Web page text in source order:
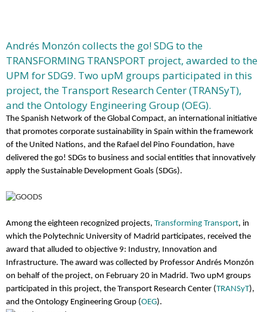
Andrés Monzón collects the go! SDG to the
TRANSFORMING TRANSPORT project, awarded to the
UPM for SDG9. Two upM groups participated in this
project, the Transport Research Center (TRANSyT),
and the Ontology Engineering Group (OEG).
The Spanish Network of the Global Compact, an international initiative
that promotes corporate sustainability in Spain within the framework
of the United Nations, and the Rafael del Pino Foundation, have
delivered the go! SDGs to business and social entities that innovatively
apply the Sustainable Development Goals (SDGs).
Among the eighteen recognized projects, Transforming Transport, in
which the Polytechnic University of Madrid participates, received the
award that alluded to objective 9: Industry, Innovation and
Infrastructure. The award was collected by Professor Andrés Monzón
on behalf of the project, on February 20 in Madrid. Two upM groups
participated in this project, the Transport Research Center (TRANSyT),
and the Ontology Engineering Group (OEG).